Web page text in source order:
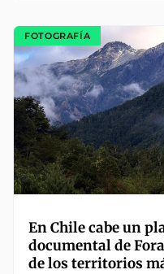
FOTOGRAFÍA
En Chile cabe un
documental de
de los territorios